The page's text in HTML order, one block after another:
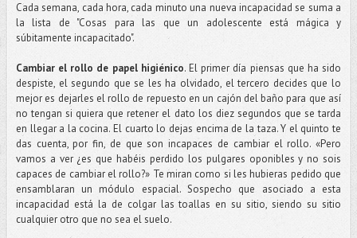
Cada semana, cada hora, cada minuto una nueva incapacidad se suma a
la lista de "Cosas para las que un adolescente está mágica y
súbitamente incapacitado".
Cambiar el rollo de papel higiénico. El primer día piensas que ha sido
despiste, el segundo que se les ha olvidado, el tercero decides que lo
mejor es dejarles el rollo de repuesto en un cajón del baño para que así
no tengan si quiera que retener el dato los diez segundos que se tarda
en llegar a la cocina. El cuarto lo dejas encima de la taza. Y el quinto te
das cuenta, por fin, de que son incapaces de cambiar el rollo. «Pero
vamos a ver ¿es que habéis perdido los pulgares oponibles y no sois
capaces de cambiar el rollo?» Te miran como si les hubieras pedido que
ensamblaran un módulo espacial. Sospecho que asociado a esta
incapacidad está la de colgar las toallas en su sitio, siendo su sitio
cualquier otro que no sea el suelo.